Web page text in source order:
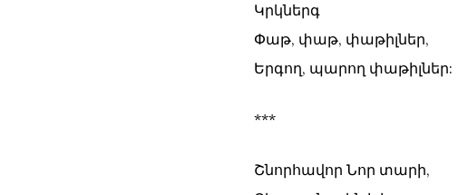
Կրկներգ
Փաթ, փաթ, փաթիլներ,
Երգող, պարող փաթիլներ:
***
Շնորհավոր Նոր տարի,